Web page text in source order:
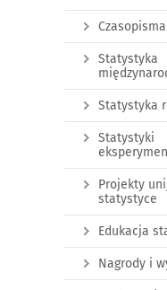
Statystyka
Statystyka
Statystyki
Projekty
statystyce
Edukacja
Nagrody i